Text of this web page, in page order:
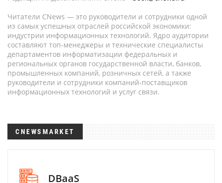
Читатели CNews — это руководители и сотрудники одной
из самых успешных отраслей российской экономики:
индустрии информационных технологий. Ядро аудитории
составляют топ-менеджеры и технические специалисты
департаментов информатизации федеральных и
региональных органов государственной власти, банков,
промышленных компаний, розничных сетей, а также
руководители и сотрудники компаний-поставщиков
информационных технологий и услуг связи.
CNEWSMARKET
DBaaS